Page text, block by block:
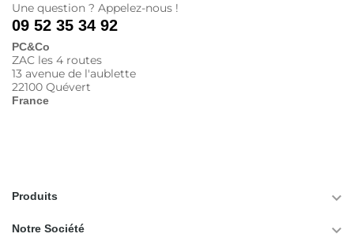
Une question ? Appelez-nous !
09 52 35 34 92
PC&Co
ZAC les 4 routes
13 avenue de l'aublette
22100 Quévert
France
Produits 
Notre Société 